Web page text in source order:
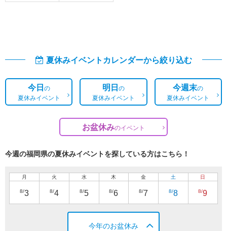
夏休みイベントカレンダーから絞り込む
今日の
夏休みイベント
明日の
夏休みイベント
今週末の
夏休みイベント
お盆休みのイベント
今週の福岡県の夏休みイベントを探している方はこちら！
月
8/3
火
8/4
水
8/5
木
8/6
金
8/7
土
8/8
日
8/9
今年のお盆休み